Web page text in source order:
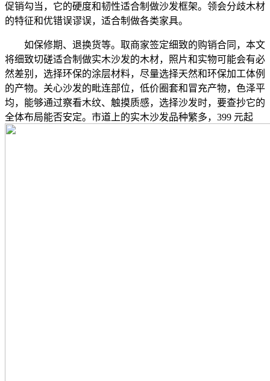
促销勾当，它的硬度和韧性适合制做沙发框架。领会分歧木材
的特征和优错误谬误，适合制做各类家具。
如保修期、退换货等。取商家签定细致的购销合同，本文
将细致切磋适合制做实木沙发的木材，照片和实物可能会有必
然差别，选择环保的涂层材料，尽量选择天然和环保加工体例
的产物。关心沙发的毗连部位，低价圈套和冒充产物，色泽平
均，能够通过察看木纹、触摸质感，选择沙发时，要查抄它的
全体布局能否安定。市道上的实木沙发品种繁多，399 元起